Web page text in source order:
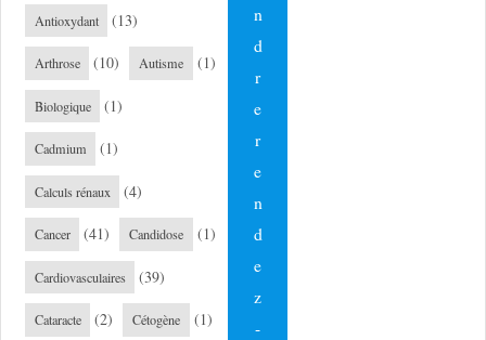
Antioxydant (13)
Arthrose (10) Autisme (1)
Biologique (1)
Cadmium (1)
Calculs rénaux (4)
Cancer (41) Candidose (1)
Cardiovasculaires (39)
Cataracte (2) Cétogène (1)
n
d
r
e
r
e
n
d
e
z
-